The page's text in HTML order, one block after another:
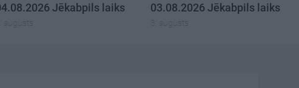
Jēkabpils laiks
augusts
03.08.2026 Jēkabpils laiks
3. augusts